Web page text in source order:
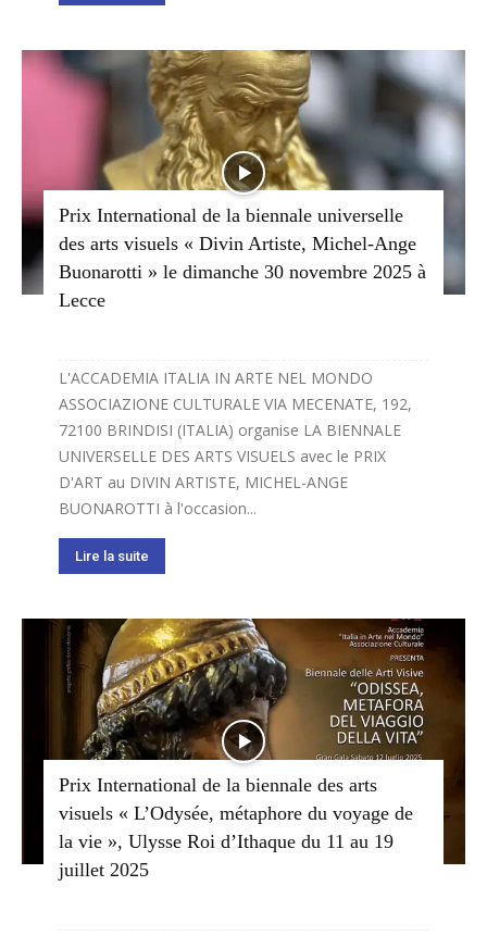
Prix International de la biennale universelle
des arts visuels « Divin Artiste, Michel-Ange
Buonarotti » le dimanche 30 novembre 2025 à
Lecce
L'ACCADEMIA ITALIA IN ARTE NEL MONDO
ASSOCIAZIONE CULTURALE VIA MECENATE, 192,
72100 BRINDISI (ITALIA) organise LA BIENNALE
UNIVERSELLE DES ARTS VISUELS avec le PRIX
D'ART au DIVIN ARTISTE, MICHEL-ANGE
BUONAROTTI à l'occasion...
Lire la suite
Prix International de la biennale des arts
visuels « L’Odysée, métaphore du voyage de
la vie », Ulysse Roi d’Ithaque du 11 au 19
juillet 2025